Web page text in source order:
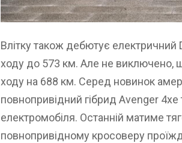
Влітку також дебютує
ходу до 573 км. Але не виключено,
ходу на 688 км. Серед новинок
повнопривідний гібрид Avenger 4xe
електромобіля. Останній матиме
повнопривідному кросоверу